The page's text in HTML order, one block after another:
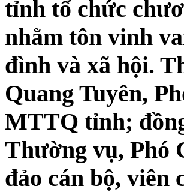
tỉnh tổ chức
nhằm tôn vinh
đình và xã hội.
Quang Tuyên,
MTTQ tỉnh;
Thường vụ, Phó
đảo cán bộ, viên